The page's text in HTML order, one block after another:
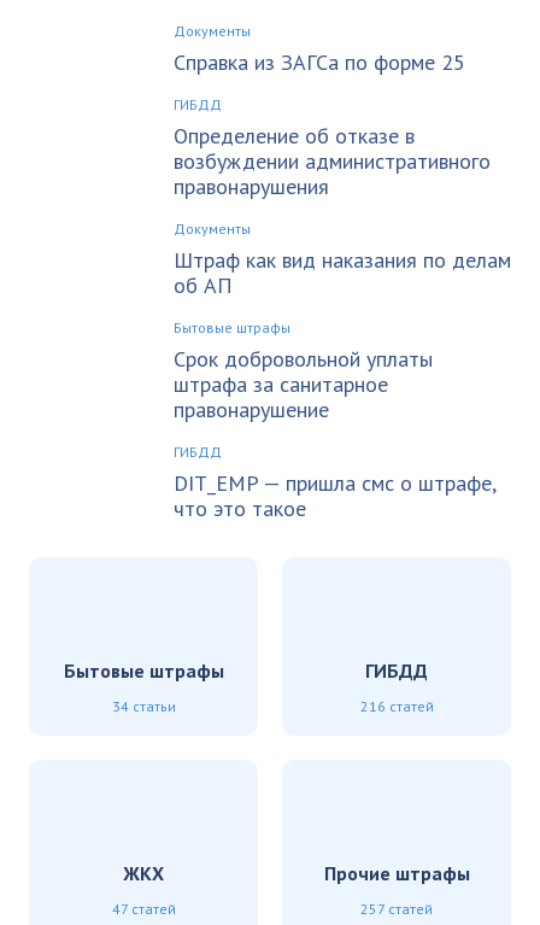
Документы
Справка из ЗАГСа по форме 25
ГИБДД
Определение об отказе в
возбуждении административного
правонарушения
Документы
Штраф как вид наказания по делам
об АП
Бытовые штрафы
Срок добровольной уплаты
штрафа за санитарное
правонарушение
ГИБДД
DIT_EMP — пришла смс о штрафе,
что это такое
Бытовые штрафы
34 статьи
ГИБДД
216 статей
ЖКХ
47 статей
Прочие штрафы
257 статей